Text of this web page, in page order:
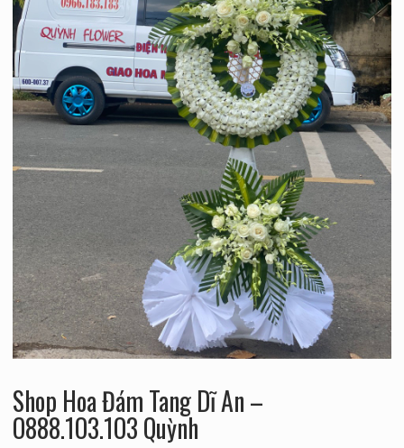
Shop Hoa Đám Tang Dĩ An –
O888.1O3.1O3 Quỳnh